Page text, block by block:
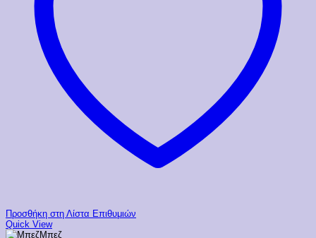
Προσθήκη στη Λίστα Επιθυμιών
Quick View
Μπεζ